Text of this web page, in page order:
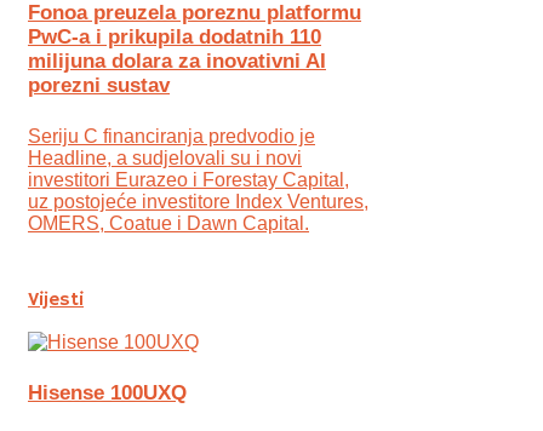
Fonoa preuzela poreznu platformu
PwC-a i prikupila dodatnih 110
milijuna dolara za inovativni AI
porezni sustav
Seriju C financiranja predvodio je
Headline, a sudjelovali su i novi
investitori Eurazeo i Forestay Capital,
uz postojeće investitore Index Ventures,
OMERS, Coatue i Dawn Capital.
Vijesti
Hisense 100UXQ